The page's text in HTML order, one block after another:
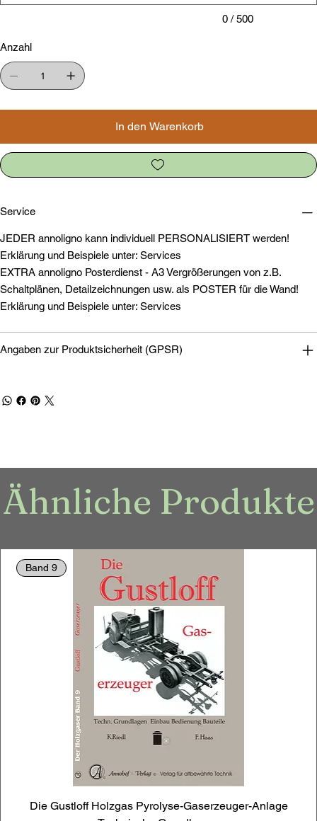
0 / 500
Anzahl
In den Warenkorb
Service
JEDER annoligno kann individuell PERSONALISIERT werden!
Erklärung und Beispiele unter: Services
EXTRA annoligno Posterdienst - A3 Vergrößerungen von z.B.
Schaltplänen, Detailzeichnungen usw. als POSTER für die Wand!
Erklärung und Beispiele unter: Services
Angaben zur Produktsicherheit (GPSR)
Ähnliche Produkte
Band 9
Die Gustloff Holzgas Pyrolyse-Gaserzeuger-Anlage